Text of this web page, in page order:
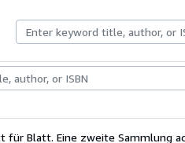
Rare BooksArt & Collectibles
für Blatt. Eine zweite Sammlung